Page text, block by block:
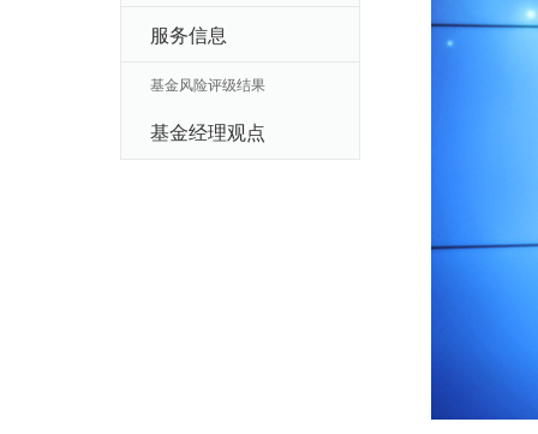
服务信息
基金风险评级结果
基金经理观点